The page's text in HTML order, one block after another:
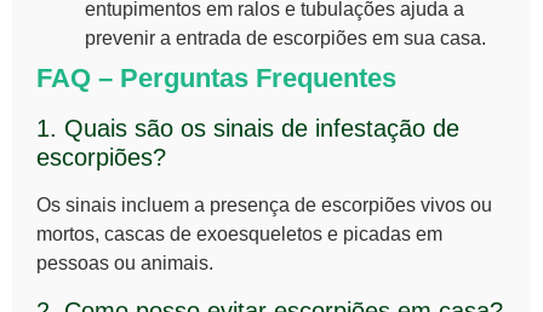
entupimentos em ralos e tubulações ajuda a
prevenir a entrada de escorpiões em sua casa.
FAQ – Perguntas Frequentes
1. Quais são os sinais de infestação de
escorpiões?
Os sinais incluem a presença de escorpiões vivos ou
mortos, cascas de exoesqueletos e picadas em
pessoas ou animais.